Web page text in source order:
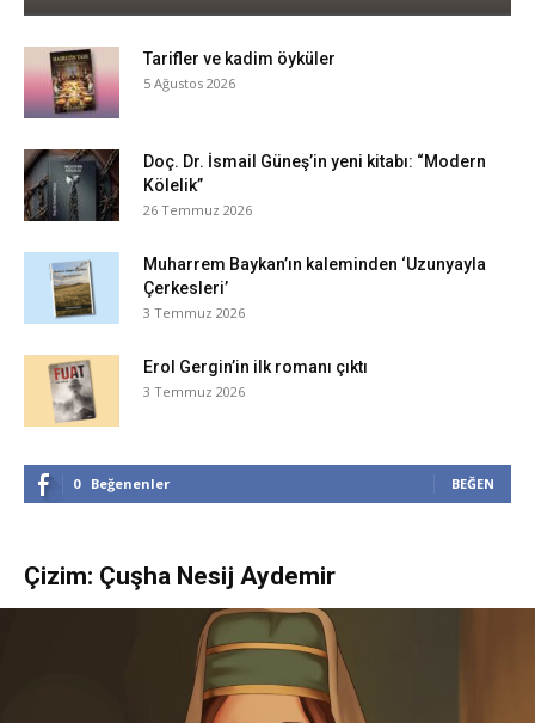
Tarifler ve kadim öyküler
5 Ağustos 2026
Doç. Dr. İsmail Güneş’in yeni kitabı: “Modern
Kölelik”
26 Temmuz 2026
Muharrem Baykan’ın kaleminden ‘Uzunyayla
Çerkesleri’
3 Temmuz 2026
Erol Gergin’in ilk romanı çıktı
3 Temmuz 2026
0 Beğenenler BEĞEN
Çizim: Çuşha Nesij Aydemir